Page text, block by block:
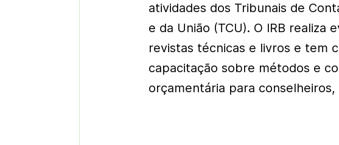
atividades dos Tribunais de
e da União (TCU). O IRB realiza
revistas técnicas e livros e tem
capacitação sobre métodos e
orçamentária para